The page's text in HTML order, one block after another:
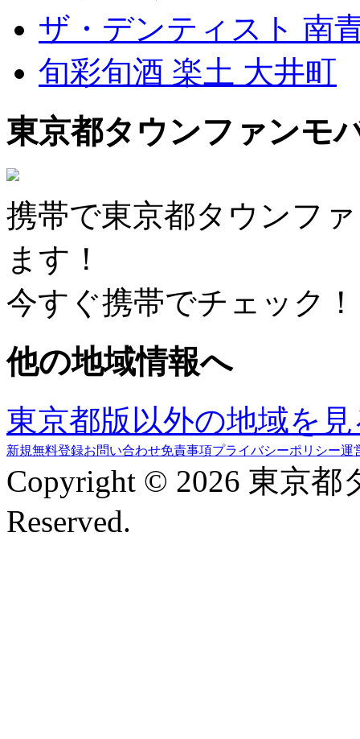
ザ・デンティスト 南
旬彩旬酒 楽土 大井町
東京都タウンファンモ
携帯で東京都タウンフ
ます！
今すぐ携帯でチェック！
他の地域情報へ
東京都版以外の地域を
新規無料登録お問い合わせ免責事項プライバシーポリシー運
Copyright © 2026 東京
Reserved.